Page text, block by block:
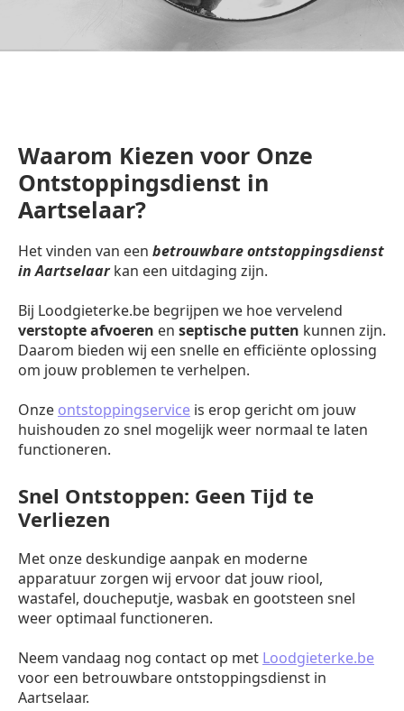
Waarom Kiezen voor Onze
Ontstoppingsdienst in
Aartselaar?
Het vinden van een betrouwbare ontstoppingsdienst
in Aartselaarkan een uitdaging zijn.
Bij Loodgieterke.be begrijpen we hoe vervelend
verstopte afvoeren en septische putten kunnen zijn.
Daarom bieden wij een snelle en efficiënte oplossing
om jouw problemen te verhelpen.
Onze ontstoppingservice is erop gericht om jouw
huishouden zo snel mogelijk weer normaal te laten
functioneren.
Snel Ontstoppen: Geen Tijd te
Verliezen
Met onze deskundige aanpak en moderne
apparatuur zorgen wij ervoor dat jouw riool,
wastafel, doucheputje, wasbak en gootsteen snel
weer optimaal functioneren.
Neem vandaag nog contact op met Loodgieterke.be
voor een betrouwbare ontstoppingsdienst in
Aartselaar.